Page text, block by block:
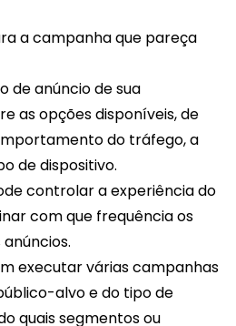
a campanha que pareça
de anúncio de sua
as opções disponíveis, de
do tráfego, a
de dispositivo.
controlar a experiência do
com que frequência os
executar várias campanhas
alvo e do tipo de
quais segmentos ou